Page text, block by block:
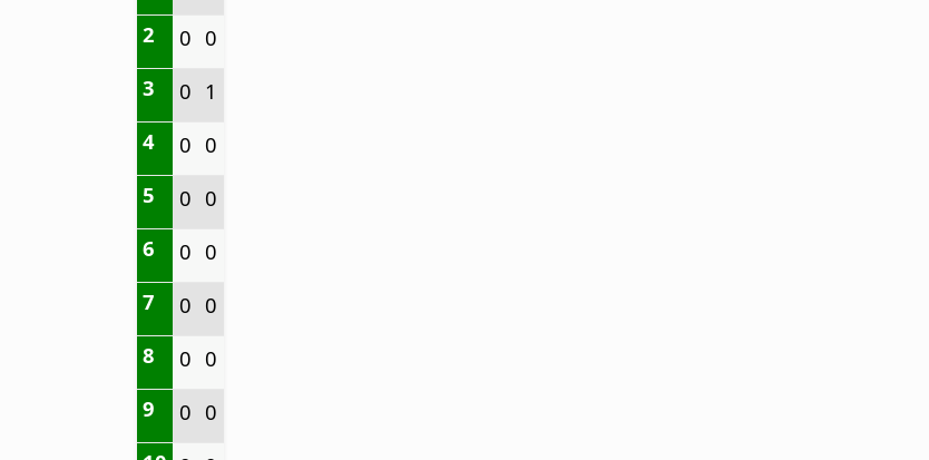
2
0 0
3
0 1
4
0 0
5
0 0
6
0 0
7
0 0
8
0 0
9
0 0